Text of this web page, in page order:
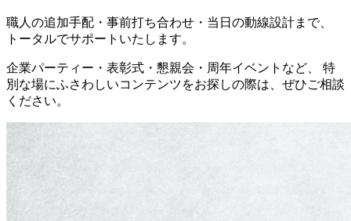
職人の追加手配・事前打ち合わせ・当日の動線設計まで、
トータルでサポートいたします。
企業パーティー・表彰式・懇親会・周年イベントなど、 特
別な場にふさわしいコンテンツをお探しの際は、ぜひご相談
ください。